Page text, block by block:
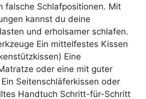
falsche Schlafpositionen. Mit
kannst du deine
und erholsamer schlafen.
Ein mittelfestes Kissen
Eine
oder eine mit guter
Seitenschläferkissen oder
Handtuch Schritt-für-Schritt